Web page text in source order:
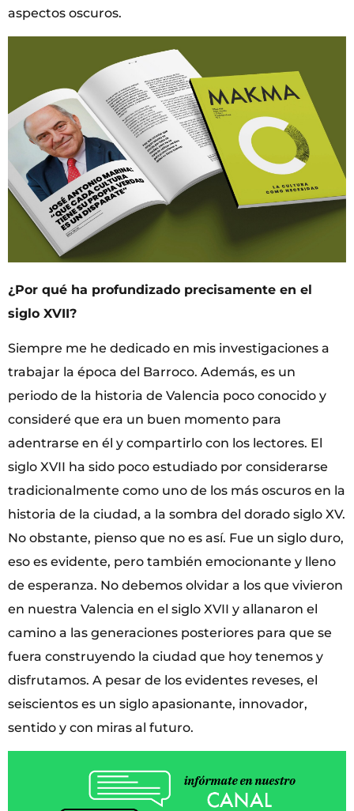
aspectos oscuros.
¿Por qué ha profundizado precisamente en el
siglo XVII?
Siempre me he dedicado en mis investigaciones a
trabajar la época del Barroco. Además, es un
periodo de la historia de Valencia poco conocido y
consideré que era un buen momento para
adentrarse en él y compartirlo con los lectores. El
siglo XVII ha sido poco estudiado por considerarse
tradicionalmente como uno de los más oscuros en la
historia de la ciudad, a la sombra del dorado siglo XV.
No obstante, pienso que no es así. Fue un siglo duro,
eso es evidente, pero también emocionante y lleno
de esperanza. No debemos olvidar a los que vivieron
en nuestra Valencia en el siglo XVII y allanaron el
camino a las generaciones posteriores para que se
fuera construyendo la ciudad que hoy tenemos y
disfrutamos. A pesar de los evidentes reveses, el
seiscientos es un siglo apasionante, innovador,
sentido y con miras al futuro.